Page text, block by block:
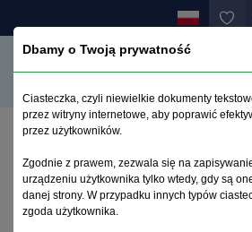
Ziprasidon w leczeniu dysfunkcji
schizofrenii
Dbamy o Twoją prywatność
Ciasteczka, czyli niewielkie dokumenty
przez witryny internetowe, aby poprawić
przez użytkowników.
Zgodnie z prawem, zezwala się na
urządzeniu użytkownika tylko wtedy, gdy są
danej strony. W przypadku innych typów
zgoda użytkownika.